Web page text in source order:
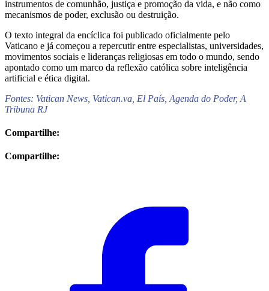
instrumentos de comunhão, justiça e promoção da vida, e não como
mecanismos de poder, exclusão ou destruição.
O texto integral da encíclica foi publicado oficialmente pelo
Vaticano e já começou a repercutir entre especialistas, universidades,
movimentos sociais e lideranças religiosas em todo o mundo, sendo
apontado como um marco da reflexão católica sobre inteligência
artificial e ética digital.
Fontes: Vatican News, Vatican.va, El País, Agenda do Poder, A
Tribuna RJ
Compartilhe:
Compartilhe: